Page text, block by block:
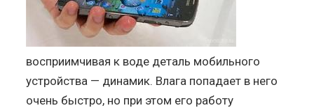
восприимчивая к воде деталь мобильного
устройства — динамик. Влага попадает в него
очень быстро, но при этом его работу